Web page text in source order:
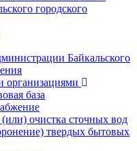
городского
Байкальского
организациями
база
очистка сточных вод
твердых бытовых